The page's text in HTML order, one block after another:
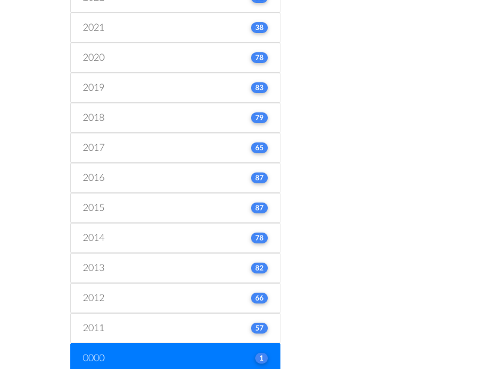
2021 38
2020 78
2019 83
2018 79
2017 65
2016 87
2015 87
2014 78
2013 82
2012 66
2011 57
0000 1